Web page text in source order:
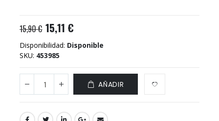
15,90 € 15,11 €
Disponibilidad: Disponible
SKU 453985
AÑADIR